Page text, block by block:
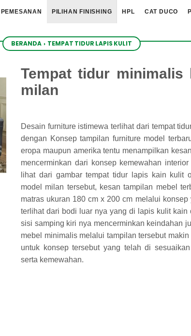
PILIHAN FINISHING HPL CAT DUCO
BERANDA › TEMPAT TIDUR LAPIS KULIT
Tempat tidur
milan
Desain furniture istimewa terlihat dari tempat
dengan Konsep tampilan furniture model
eropa maupun amerika tentu menampilkan
mencerminkan dari konsep kemewahan
lihat dari gambar tempat tidur lapis kain kulit
model milan tersebut, kesan tampilan mebel
matras ukuran 180 cm x 200 cm melalui
terlihat dari bodi luar nya yang di lapis kulit kain
sisi samping kiri nya mencerminkan keindahan
mebel minimalis melalui tampilan tersebut
untuk konsep tersebut yang telah di
serta kemewahan.